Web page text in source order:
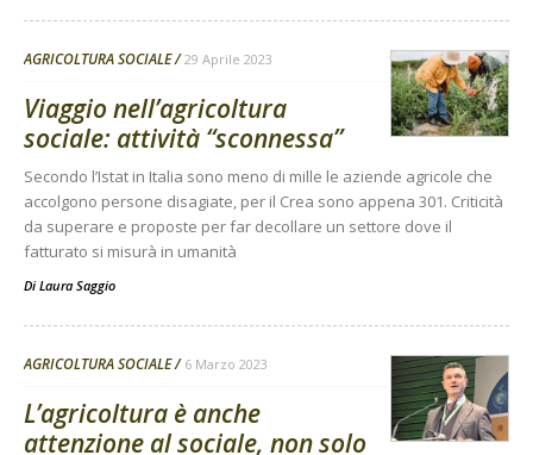
AGRICOLTURA SOCIALE 29 Aprile 2023
Viaggio nell’agricoltura
sociale: attività “sconnessa”
Secondo l’Istat in Italia sono meno di mille le aziende agricole che
accolgono persone disagiate, per il Crea sono appena 301. Criticità
da superare e proposte per far decollare un settore dove il
fatturato si misurà in umanità
Di Laura Saggio
AGRICOLTURA SOCIALE 6 Marzo 2023
L’agricoltura è anche
attenzione al sociale, non solo